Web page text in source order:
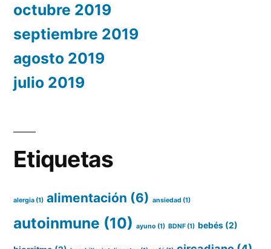
octubre 2019
septiembre 2019
agosto 2019
julio 2019
Etiquetas
alergia (1) alimentación (6) ansiedad (1)
autoinmune (10) ayuno (1) BDNF (1) bebés (2)